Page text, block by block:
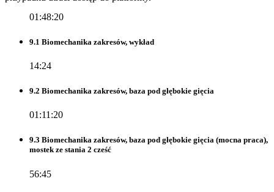
01:48:20
9.1 Biomechanika zakresów, wykład
14:24
9.2 Biomechanika zakresów, baza pod głębokie gięcia
01:11:20
9.3 Biomechanika zakresów, baza pod głębokie gięcia (mocna praca),
mostek ze stania 2 cześć
56:45